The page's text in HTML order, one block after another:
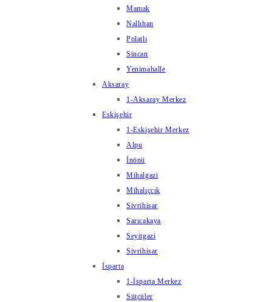
Mamak
Nallıhan
Polatlı
Sincan
Yenimahalle
Aksaray
1-Aksaray Merkez
Eskişehir
1-Eskişehir Merkez
Alpu
İnönü
Mihalgazi
Mihalıçcık
Sivrihisar
Sarıcakaya
Seyitgazi
Sivrihisar
İsparta
1-İsparta Merkez
Sütçüler